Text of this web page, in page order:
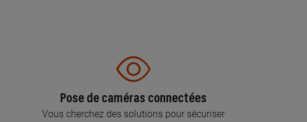
Pose de caméras connectées
Vous cherchez des solutions pour sécuriser